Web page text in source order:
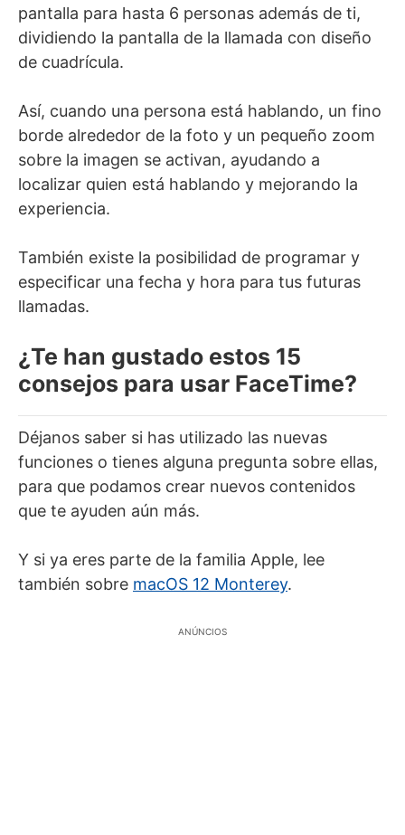
pantalla para hasta 6 personas además de ti,
dividiendo la pantalla de la llamada con diseño
de cuadrícula.
Así, cuando una persona está hablando, un fino
borde alrededor de la foto y un pequeño zoom
sobre la imagen se activan, ayudando a
localizar quien está hablando y mejorando la
experiencia.
También existe la posibilidad de programar y
especificar una fecha y hora para tus futuras
llamadas.
¿Te han gustado estos 15
consejos para usar FaceTime?
Déjanos saber si has utilizado las nuevas
funciones o tienes alguna pregunta sobre ellas,
para que podamos crear nuevos contenidos
que te ayuden aún más.
Y si ya eres parte de la familia Apple, lee
también sobre macOS 12 Monterey.
ANÚNCIOS